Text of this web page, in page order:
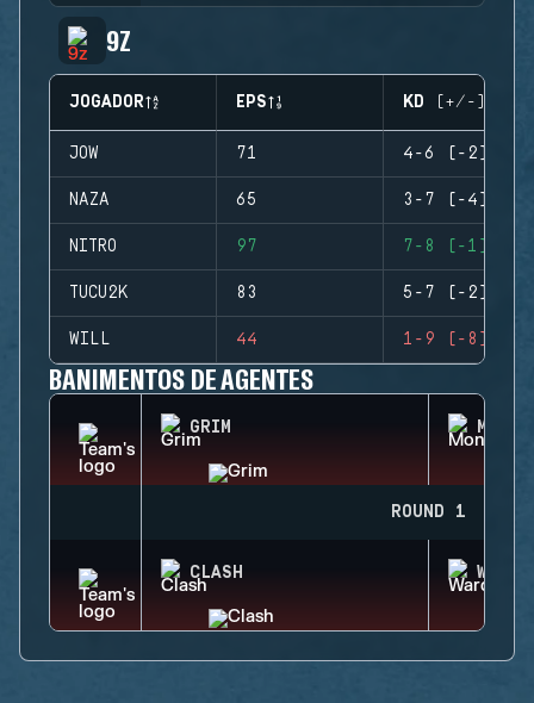
9Z
JOGADOR EPS KD (+/-)
JOW 71 4-6 (-2)
NAZA 65 3-7 (-4)
NITRO 97 7-8 (-1)
TUCU2K 83 5-7 (-2)
WILL 44 1-9 (-8)
BANIMENTOS DE AGENTES
GRIM
ROUND 1
CLASH